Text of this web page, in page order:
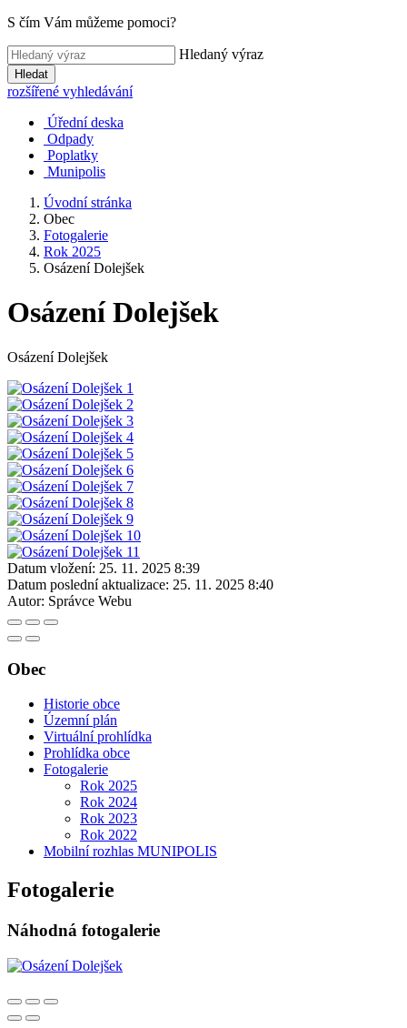
S čím Vám můžeme pomoci?
Hledaný výraz
Hledat
rozšířené vyhledávání
Úřední deska
Odpady
Poplatky
Munipolis
Úvodní stránka
Obec
Fotogalerie
Rok 2025
Osázení Dolejšek
Osázení Dolejšek
Osázení Dolejšek
Datum vložení: 25. 11. 2025 8:39
Datum poslední aktualizace: 25. 11. 2025 8:40
Autor: Správce Webu
Obec
Historie obce
Územní plán
Virtuální prohlídka
Prohlídka obce
Fotogalerie
Rok 2025
Rok 2024
Rok 2023
Rok 2022
Mobilní rozhlas MUNIPOLIS
Fotogalerie
Náhodná fotogalerie